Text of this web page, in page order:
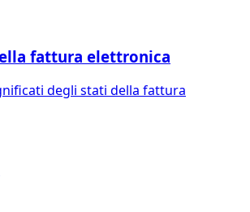
fattura elettronica
degli stati della fattura